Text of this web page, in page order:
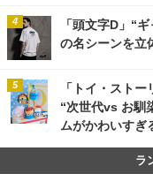
「頭文字D」“
の名シーンを立
「トイ・スト
“次世代vs お馴
ムがかわいすぎ
ラ